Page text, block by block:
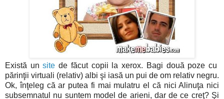
Există unsite de făcut copii la xerox. Bagi două poze cu
părinţii virtuali (relativ) albi şi iasă un pui de om relativ negru.
Ok, înţeleg că ar putea fi mai mulatru el că nici Alinuţa nici
subsemnatul nu suntem model de arieni, dar de ce creţ? Şi